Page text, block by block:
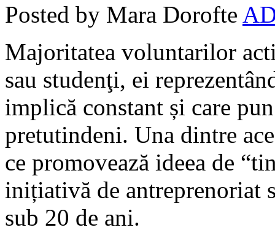
Posted by Mara Dorofte
Majoritatea voluntarilor
sau studenţi, ei
implică constant și care
pretutindeni. Una dintre
ce promovează ideea de
inițiativă de antreprenoriat
sub 20 de ani.